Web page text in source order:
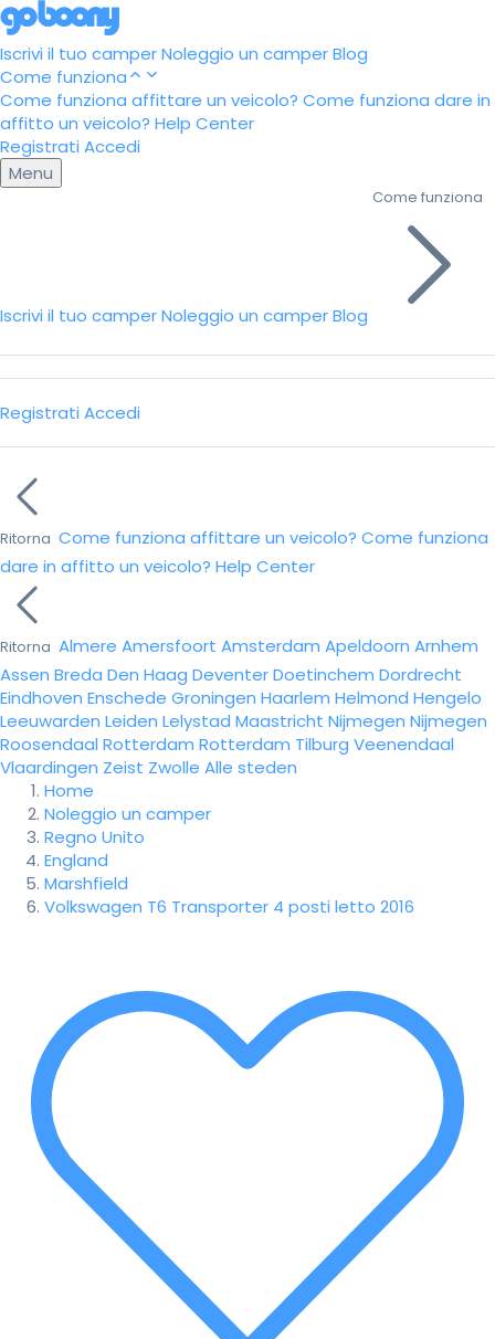
Iscrivi il tuo camperNoleggio un camperBlog
Come funziona
Come funziona affittare un veicolo? Come funziona dare in
affitto un veicolo? Help Center
Registrati Accedi
Menu
Iscrivi il tuo camperNoleggio un camperBlog
Come funziona
Registrati Accedi
Ritorna Come funziona affittare un veicolo? Come funziona
dare in affitto un veicolo? Help Center
Ritorna Almere Amersfoort Amsterdam Apeldoorn Arnhem
Assen Breda Den Haag DeventerDoetinchem Dordrecht
Eindhoven Enschede Groningen Haarlem Helmond Hengelo
Leeuwarden Leiden Lelystad Maastricht Nijmegen Nijmegen
Roosendaal Rotterdam Rotterdam Tilburg Veenendaal
Vlaardingen Zeist Zwolle Alle steden
Home
Noleggio un camper
Regno Unito
England
Marshfield
Volkswagen T6 Transporter 4 posti letto 2016